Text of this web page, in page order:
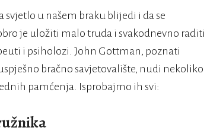
u našem braku blijedi i da se
je uložiti malo truda i svakodnevno raditi
i psiholozi. John Gottman, poznati
bračno savjetovalište, nudi nekoliko
pamćenja. Isprobajmo ih svi: